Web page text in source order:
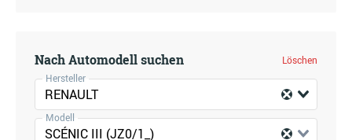
Nach Automodell suchen
Löschen
Hersteller
RENAULT
Modell
SCÉNIC III (JZ0/1_)